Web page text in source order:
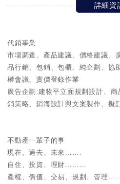
詳細資
代銷事業
市場調查、產品建議、價格建議、
品行銷、包銷、包櫃、純企劃、協
權會議、實價登錄作業
廣告企劃:建物平立面規劃設計、
銷策略、銷海設計與文案製作、擬
不動產一輩子的事
現在、過去、未來…….
自住、投資、理財………
產權、價值、交易、規劃、管理……